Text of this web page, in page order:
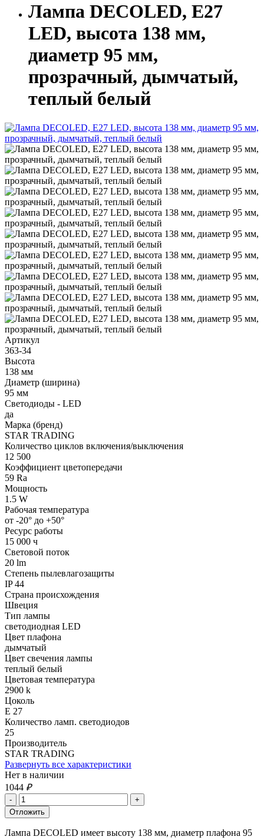
Лампа DECOLED, Е27
LED, высота 138 мм,
диаметр 95 мм,
прозрачный, дымчатый,
теплый белый
Артикул
363-34
Высота
138 мм
Диаметр (ширина)
95 мм
Светодиоды - LED
да
Марка (бренд)
STAR TRADING
Количество циклов включения/выключения
12 500
Коэффициент цветопередачи
59 Ra
Мощность
1.5 W
Рабочая температура
от -20° до +50°
Ресурс работы
15 000 ч
Световой поток
20 lm
Степень пылевлагозащиты
IP 44
Страна происхождения
Швеция
Тип лампы
светодиодная LED
Цвет плафона
дымчатый
Цвет свечения лампы
теплый белый
Цветовая температура
2900 k
Цоколь
Е 27
Количество ламп. светодиодов
25
Производитель
STAR TRADING
Развернуть все характеристики
Нет в наличии
1044 ₽
Лампа DECOLED имеет высоту 138 мм, диаметр плафона 95